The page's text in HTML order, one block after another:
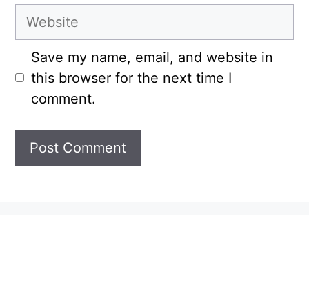
Website
Save my name, email, and website in
this browser for the next time I
comment.